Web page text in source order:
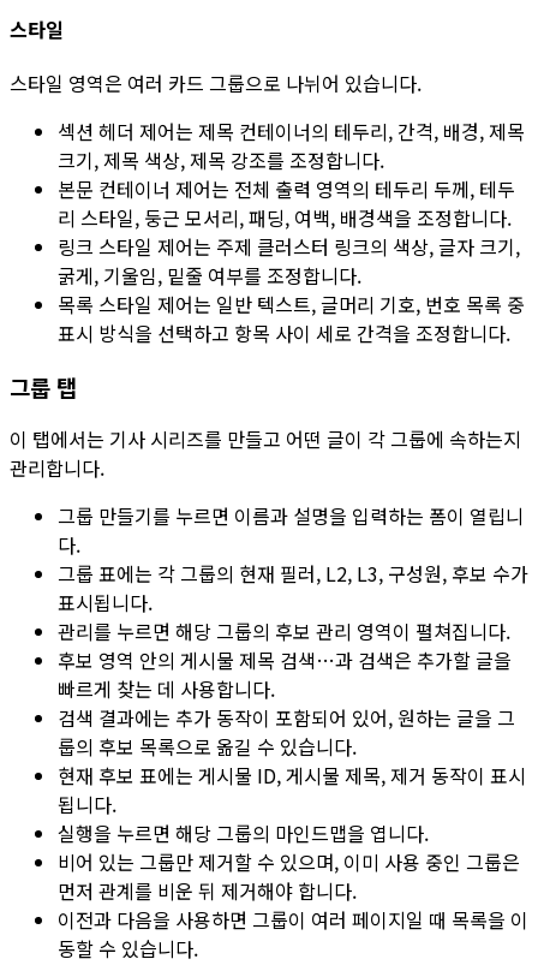
스타일
스타일 영역은 여러 카드 그룹으로 나뉘어 있습니다.
섹션 헤더 제어는 제목 컨테이너의 테두리, 간격, 배경, 제목
크기, 제목 색상, 제목 강조를 조정합니다.
본문 컨테이너 제어는 전체 출력 영역의 테두리 두께, 테두
리 스타일, 둥근 모서리, 패딩, 여백, 배경색을 조정합니다.
링크 스타일 제어는 주제 클러스터 링크의 색상, 글자 크기,
굵게, 기울임, 밑줄 여부를 조정합니다.
목록 스타일 제어는 일반 텍스트, 글머리 기호, 번호 목록 중
표시 방식을 선택하고 항목 사이 세로 간격을 조정합니다.
그룹 탭
이 탭에서는 기사 시리즈를 만들고 어떤 글이 각 그룹에 속하는지
관리합니다.
그룹 만들기를 누르면 이름과 설명을 입력하는 폼이 열립니
다.
그룹 표에는 각 그룹의 현재 필러, L2, L3, 구성원, 후보 수가
표시됩니다.
관리를 누르면 해당 그룹의 후보 관리 영역이 펼쳐집니다.
후보 영역 안의 게시물 제목 검색…과 검색은 추가할 글을
빠르게 찾는 데 사용합니다.
검색 결과에는 추가 동작이 포함되어 있어, 원하는 글을 그
룹의 후보 목록으로 옮길 수 있습니다.
현재 후보 표에는 게시물 ID,게시물 제목, 제거 동작이 표시
됩니다.
실행을 누르면 해당 그룹의 마인드맵을 엽니다.
비어 있는 그룹만 제거할 수 있으며, 이미 사용 중인 그룹은
먼저 관계를 비운 뒤 제거해야 합니다.
이전과 다음을 사용하면 그룹이 여러 페이지일 때 목록을 이
동할 수 있습니다.